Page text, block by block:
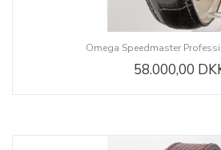
Omega Speedmaster
58.000,00